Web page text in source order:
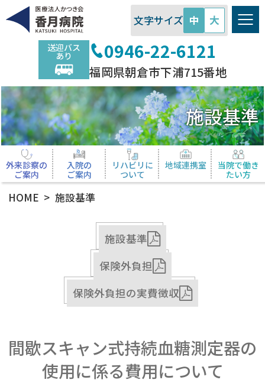
医療法人かつき会 香月病院
送迎バス
あり 0946-22-6121
福岡県朝倉市下浦715番地
文字サイズ 中 大
施設基準
外来診察の
ご案内
入院の
ご案内
リハビリに
ついて
地域連携室
当院で働き
たい方
HOME 施設基準
施設基準
保険外負担
保険外負担の実費徴収
間歇スキャン式持続血糖測定器の
使用に係る費用について